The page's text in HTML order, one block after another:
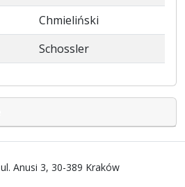
Chmieliński
Schossler
ul. Anusi 3, 30-389 Kraków